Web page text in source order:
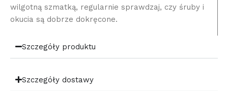
wilgotną szmatką, regularnie sprawdzaj, czy śruby i
okucia są dobrze dokręcone.
Szczegóły produktu
Szczegóły dostawy